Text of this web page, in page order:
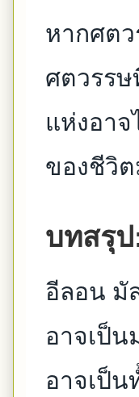
หากศต
ศตวรร
แห่งอา
ของชีวิ
บทสรุ
อีลอน มั
อาจเป็
อาจเป็